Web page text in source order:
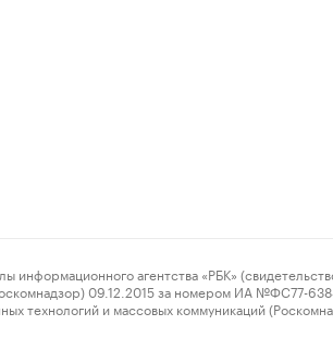
агентства «РБК»
09.12.2015 за номером ИА №ФС77-
технологий и массовых коммуникаций